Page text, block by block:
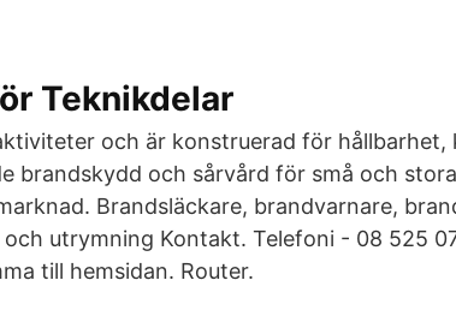
Teknikdelar
och är konstruerad för
brandskydd och sårvård för små och
Brandsläckare, brandvarnare,
utrymning Kontakt. Telefoni - 08 525
till hemsidan. Router.